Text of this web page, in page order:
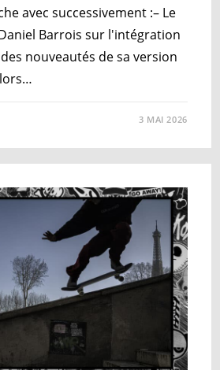
avec successivement :– Le
Barrois sur l'intégration
nouveautés de sa version
3 MAI 2026